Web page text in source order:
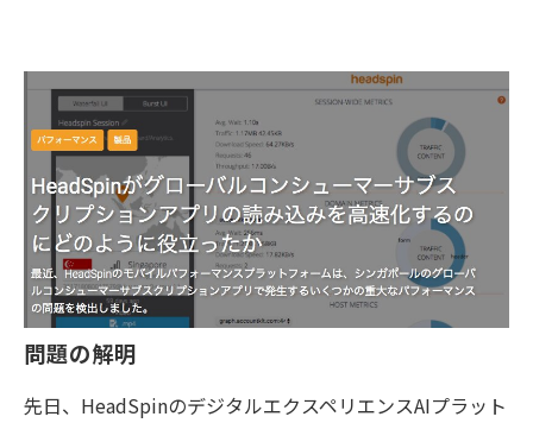
問題の解明
先日、HeadSpinのデジタルエクスペリエンスAIプラット